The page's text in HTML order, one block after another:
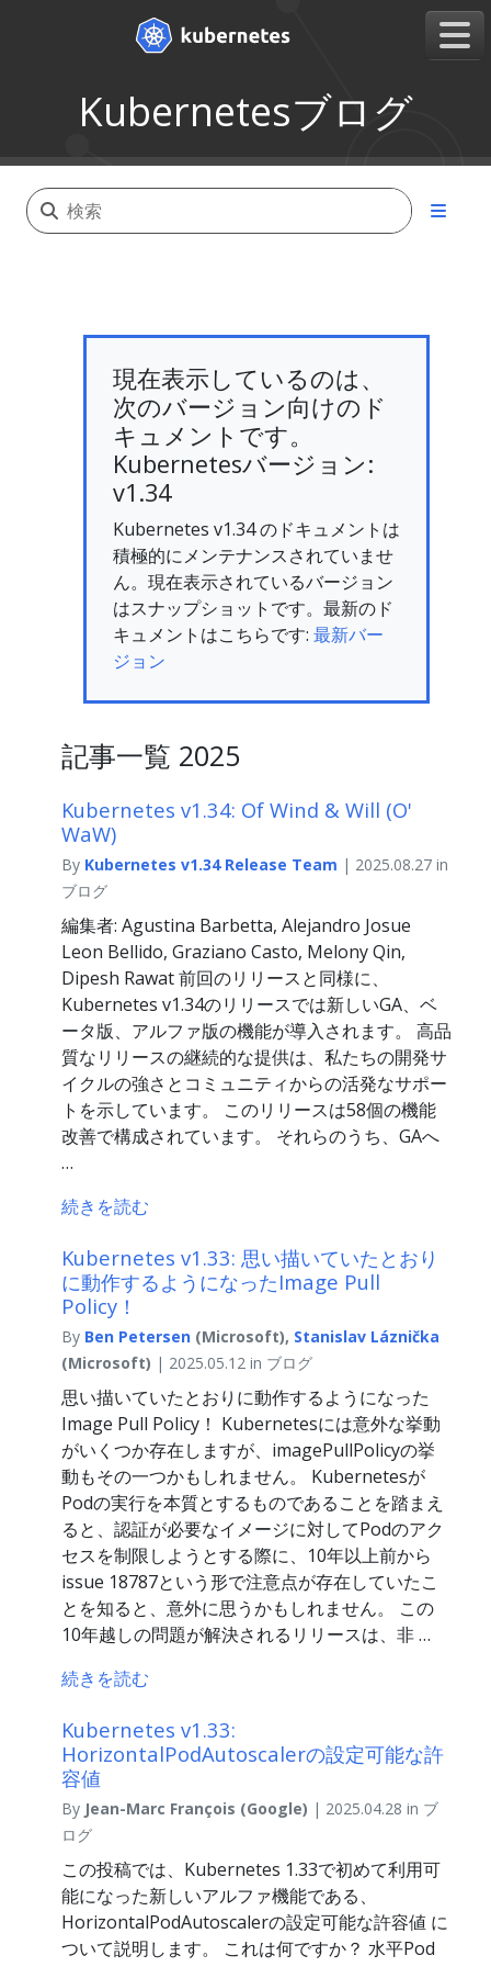
Kubernetesブログ
現在表示しているのは、
次のバージョン向けのド
キュメントです。
Kubernetesバージョン:
v1.34
Kubernetes v1.34 のドキュメントは
積極的にメンテナンスされていませ
ん。現在表示されているバージョン
はスナップショットです。最新のド
キュメントはこちらです: 最新バー
ジョン
記事一覧 2025
Kubernetes v1.34: Of Wind & Will (O'
WaW)
By Kubernetes v1.34 Release Team | 2025.08.27 in
ブログ
編集者: Agustina Barbetta, Alejandro Josue
Leon Bellido, Graziano Casto, Melony Qin,
Dipesh Rawat 前回のリリースと同様に、
Kubernetes v1.34のリリースでは新しいGA、ベ
ータ版、アルファ版の機能が導入されます。 高品
質なリリースの継続的な提供は、私たちの開発サ
イクルの強さとコミュニティからの活発なサポー
トを示しています。 このリリースは58個の機能
改善で構成されています。 それらのうち、GAへ
…
続きを読む
Kubernetes v1.33: 思い描いていたとおり
に動作するようになったImage Pull
Policy！
By Ben Petersen (Microsoft), Stanislav Láznička
(Microsoft) | 2025.05.12 in ブログ
思い描いていたとおりに動作するようになった
Image Pull Policy！ Kubernetesには意外な挙動
がいくつか存在しますが、imagePullPolicyの挙
動もその一つかもしれません。 Kubernetesが
Podの実行を本質とするものであることを踏まえ
ると、認証が必要なイメージに対してPodのアク
セスを制限しようとする際に、10年以上前から
issue 18787という形で注意点が存在していたこ
とを知ると、意外に思うかもしれません。 この
10年越しの問題が解決されるリリースは、非 …
続きを読む
Kubernetes v1.33:
HorizontalPodAutoscalerの設定可能な許
容値
By Jean-Marc François (Google) | 2025.04.28 in ブ
ログ
この投稿では、Kubernetes 1.33で初めて利用可
能になった新しいアルファ機能である、
HorizontalPodAutoscalerの設定可能な許容値 に
ついて説明します。 これは何ですか？ 水平Pod